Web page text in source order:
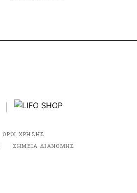
ΟΡΟΙ ΧΡΗΣΗΣ
ΣΗΜΕΙΑ ΔΙΑΝΟΜΗΣ